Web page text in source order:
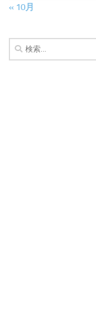
« 10月
検
索: